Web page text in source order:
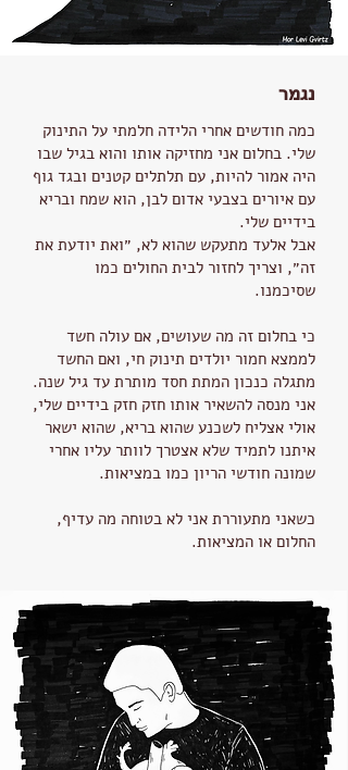
נגמר
כמה חודשים אחרי הלידה חלמתי על התינוק
שלי. בחלום אני מחזיקה אותו והוא בגיל שבו
היה אמור להיות, עם תלתלים קטנים ובגד גוף
עם איורים בצבעי אדום לבן, הוא שמח ובריא
בידיים שלי.
אבל אלעד מתעקש שהוא לא, ״ואת יודעת את
זה״, וצריך לחזור לבית החולים כמו
שסיכמנו.
כי בחלום זה מה שעושים, אם עולה חשד
לממצא חמור יולדים תינוק חי, ואם החשד
מתגלה כנכון המתת חסד מותרת עד גיל שנה.
אני מנסה להשאיר אותו חזק חזק בידיים שלי,
אולי אצליח לשכנע שהוא בריא, שהוא ישאר
איתנו לתמיד שלא אצטרך לוותר עליו אחרי
שמונה חודשי הריון כמו במציאות.
כשאני מתעוררת אני לא בטוחה מה עדיף,
החלום או המציאות.